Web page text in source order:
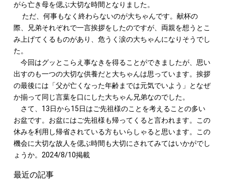
がら亡き母を偲ぶ大切な時間となりました。
ただ、何事もなく終わらないのが大ちゃんです。献杯の
際、兄弟それぞれで一言挨拶をしたのですが、両親を想うとこ
み上げてくるものがあり、危うく涙の大ちゃんになりそうでし
た。
今回はグッとこらえ事なきを得ることができましたが、思い
出すのも一つの大切な供養だと大ちゃんは思っています。挨拶
の最後には「父が亡くなった年齢までは元気でいよう」となぜ
か揃って同じ言葉を口にした大ちゃん兄弟なのでした。
さて、13日から15日はご先祖様のことを考えることの多い
お盆です。お盆にはご先祖様も帰ってくると言われます。この
休みを利用し帰省されている方もいらしゃると思います。この
機会に大切な故人を偲ぶ時間も大切にされてみてはいかがでし
ょうか。2024/8/10掲載
最近の記事